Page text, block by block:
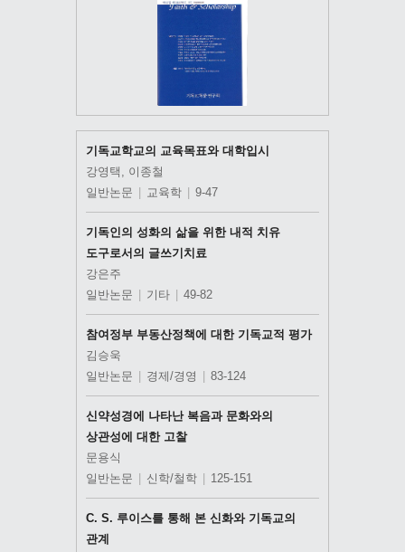
기독교학교의 교육목표와 대학입시
강영택, 이종철
일반논문
교육학 9-47
기독인의 성화의 삶을 위한 내적 치유
도구로서의 글쓰기치료
강은주
일반논문
기타 49-82
참여정부 부동산정책에 대한 기독교적 평가
김승욱
일반논문
경제/경영 83-124
신약성경에 나타난 복음과 문화와의
상관성에 대한 고찰
문용식
일반논문
신학/철학 125-151
C. S. 루이스를 통해 본 신화와 기독교의
관계